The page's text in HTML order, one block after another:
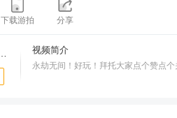
下载游拍 分享
视频简介
永劫无间！好玩！拜托大家点个赞点